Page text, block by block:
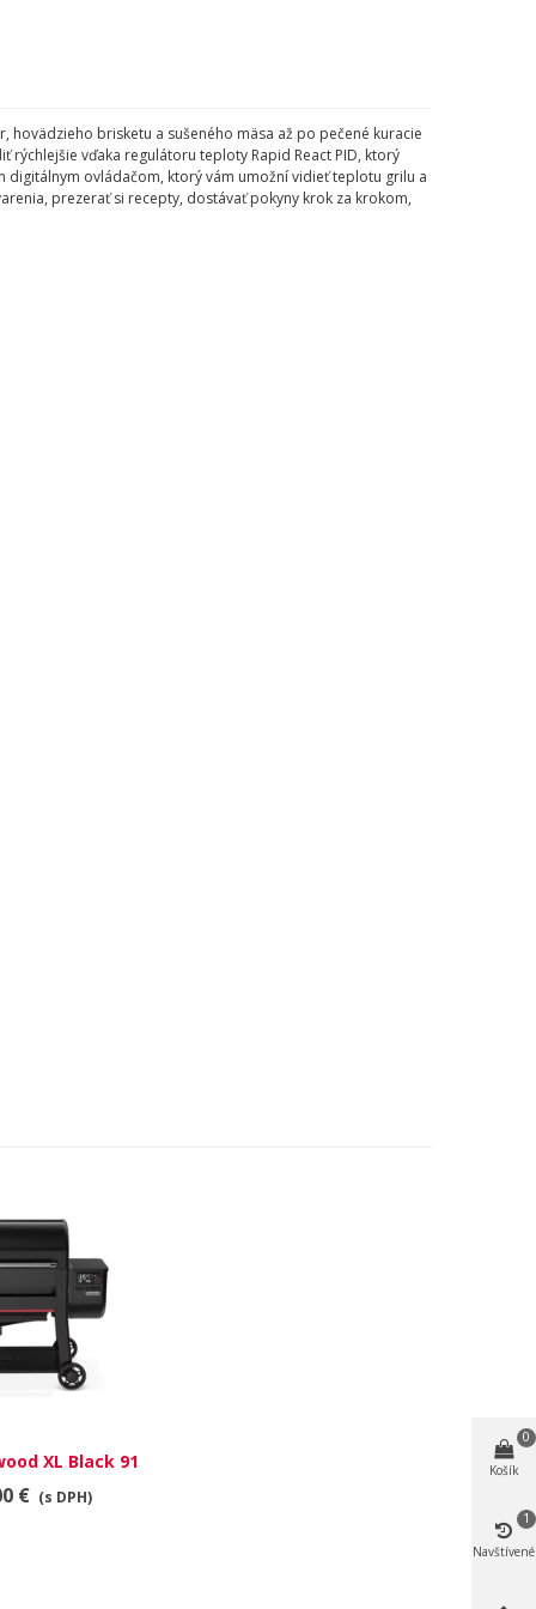
brisketu a sušeného mäsa až po pečené kuracie
vďaka regulátoru teploty Rapid React PID, ktorý
ovládačom, ktorý vám umožní vidieť teplotu grilu a
prezerať si recepty, dostávať pokyny krok za krokom,
XL Black 91
gril
€ (s DPH)
Košík
0
Navštívené
1